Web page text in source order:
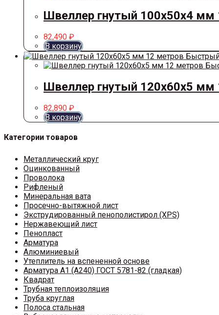
Швеллер гнутый 100х50х4 мм
82,490 ₽
В корзину
Швеллер гнутый 120х60х5 мм
82,890 ₽
В корзину
Категории товаров
Металлический круг
Оцинкованный
Проволока
Рифленый
Минеральная вата
Просечно-вытяжной лист
Экструдированный пенополистирол (XPS)
Нержавеющий лист
Пенопласт
Арматура
Алюминиевый
Утеплитель на вспененной основе
Арматура A1 (A240) ГОСТ 5781-82 (гладкая)
Квадрат
Трубная теплоизоляция
Труба круглая
Полоса стальная